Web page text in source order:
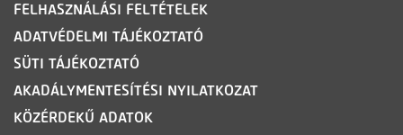
FELHASZNÁLÁSI FELTÉTELEK
ADATVÉDELMI TÁJÉKOZTATÓ
SÜTI TÁJÉKOZTATÓ
AKADÁLYMENTESÍTÉSI NYILATKOZAT
KÖZÉRDEKŰ ADATOK